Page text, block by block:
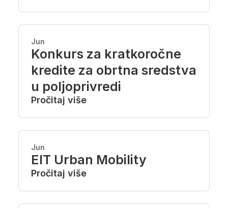
Jun
Konkurs za kratkoročne
kredite za obrtna sredstva
u poljoprivredi
Pročitaj više
Jun
EIT Urban Mobility
Pročitaj više